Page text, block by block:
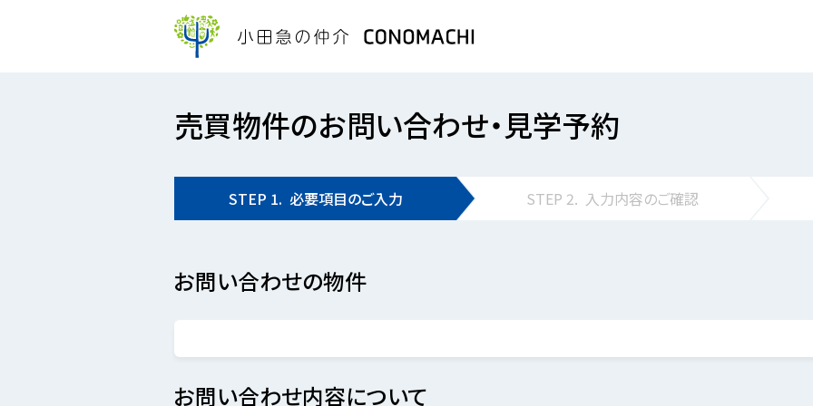
売買物件のお問い合わせ・見学予約
STEP 1. 必要項目のご入力 STEP 2. 入力内容のご確認
お問い合わせの物件
お問い合わせ内容について